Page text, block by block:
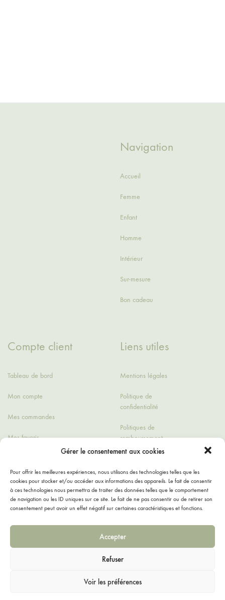
Gérer le consentement aux cookies
Pour offrir les meilleures expériences, nous utilisons des technologies telles que les
cookies pour stocker et/ou accéder aux informations des appareils. Le fait de consentir
à ces technologies nous permettra de traiter des données telles que le comportement
de navigation ou les ID uniques sur ce site. Le fait de ne pas consentir ou de retirer son
consentement peut avoir un effet négatif sur certaines caractéristiques et fonctions.
Accepter
Refuser
Voir les préférences
Navigation
Accueil
Femme
Enfant
Homme
Intérieur
Sur-mesure
Bon cadeau
Compte client
Tableau de bord
Mon compte
Mes commandes
Mes favoris
Liens utiles
Mentions légales
Politique de
confidentialité
Politiques de
remboursement
de ventes
Contact
Facebook
©2021 Les fantaisies de tante Sophie. Tous droits réservés